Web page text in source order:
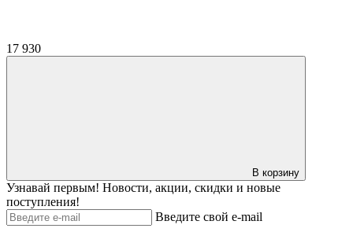
17 930
В корзину
Узнавай первым! Новости, акции, скидки и новые
поступления!
Введите свой e-mail